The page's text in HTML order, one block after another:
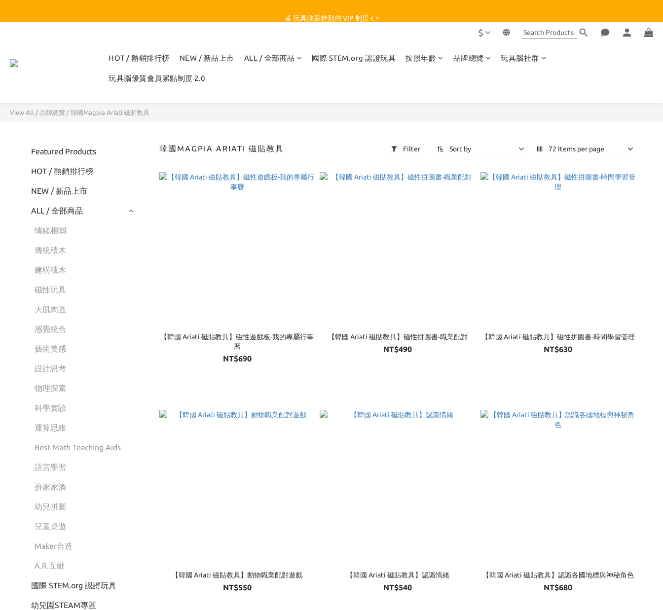
$
HOT / 熱銷排行榜 NEW / 新品上市 ALL / 全部商品 國際 STEM.org 認證玩具 按照年齡 品牌總覽 玩具腦社群
玩具腦優質會員累點制度 2.0
View All / 品牌總覽 / 韓國Magpia Ariati 磁貼教具
Featured Products
HOT / 熱銷排行榜
NEW / 新品上市
ALL / 全部商品
情緒相關
傳統積木
建構積木
磁性玩具
大肌肉區
感覺統合
藝術美感
設計思考
物理探索
科學實驗
運算思維
Best Math Teaching Aids
語言學習
扮家家酒
幼兒拼圖
兒童桌遊
Maker自造
A.R.互動
國際 STEM.org 認證玩具
幼兒園STEAM專區
韓國MAGPIA ARIATI 磁貼教具 Filter Sort by 72 Items per page
【韓國 Ariati 磁貼教具】磁性遊戲板-我的專屬行事
曆
NT$690
【韓國 Ariati 磁貼教具】磁性拼圖書-職業配對
NT$490
【韓國 Ariati 磁貼教具】磁性拼圖書-時間學習管理
NT$630
【韓國 Ariati 磁貼教具】動物職業配對遊戲
NT$550
【韓國 Ariati 磁貼教具】認識情緒
NT$540
【韓國 Ariati 磁貼教具】認識各國地標與神秘角色
NT$680